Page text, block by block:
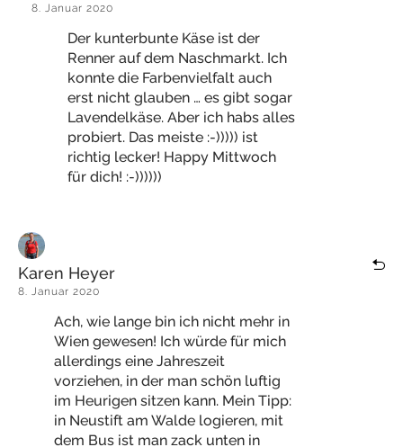
8. Januar 2020
Der kunterbunte Käse ist der
Renner auf dem Naschmarkt. Ich
konnte die Farbenvielfalt auch
erst nicht glauben … es gibt sogar
Lavendelkäse. Aber ich habs alles
probiert. Das meiste :-))))) ist
richtig lecker! Happy Mittwoch
für dich! :-))))))
Karen Heyer
8. Januar 2020
Ach, wie lange bin ich nicht mehr in
Wien gewesen! Ich würde für mich
allerdings eine Jahreszeit
vorziehen, in der man schön luftig
im Heurigen sitzen kann. Mein Tipp:
in Neustift am Walde logieren, mit
dem Bus ist man zack unten in